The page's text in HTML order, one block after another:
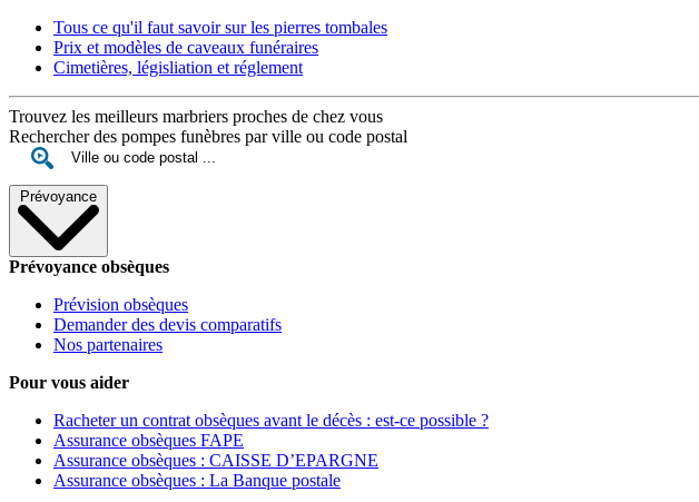
Tous ce qu'il faut savoir sur les pierres tombales
Prix et modèles de caveaux funéraires
Cimetières, législiation et réglement
Trouvez les meilleurs marbriers proches de chez vous
Rechercher des pompes funèbres par ville ou code postal
Prévoyance
Prévoyance obsèques
Prévision obsèques
Demander des devis comparatifs
Nos partenaires
Pour vous aider
Racheter un contrat obsèques avant le décès : est-ce possible ?
Assurance obsèques FAPE
Assurance obsèques : CAISSE D’EPARGNE
Assurance obsèques : La Banque postale